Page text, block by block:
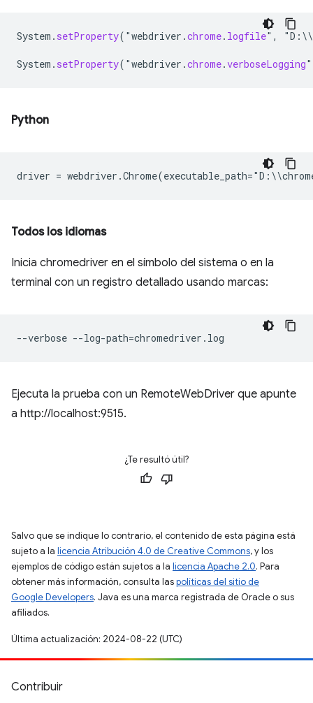
System . setProperty( "webdriver .chrome. logfile" , "D : \\
System . setProperty( "webdriver .chrome.verboseLogging"
Python
driver = webdriver .Chrome(executable_path="D : \\
Todos los idiomas
Inicia chromedriver en el símbolo del sistema o en la
terminal con un registro detallado usando marcas:
Ejecuta la prueba con un RemoteWebDriver que apunte
a http://localhost:9515.
¿Te resultó útil?
Salvo que se indique lo contrario, el contenido de esta página está
sujeto a la licencia Atribución 4.0 de Creative Commons, y los
ejemplos de código están sujetos a la licencia Apache 2.0. Para
obtener más información, consulta laspolíticas del sitio de
Google Developers. Java es una marca registrada de Oracle o sus
afiliados.
Última actualización: 2024-08-22 (UTC)
Contribuir